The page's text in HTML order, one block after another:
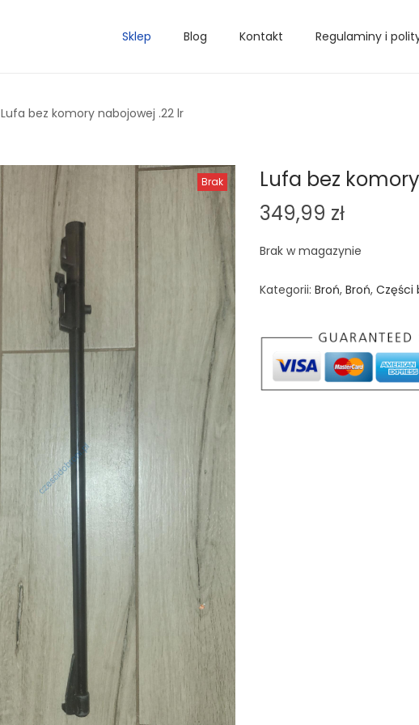
Sklep Blog Kontakt Regulaminy i
Lufa bez komory nabojowej .22 lr
Brak
Lufa bez
349,99 zł
Brak w magazynie
Kategorii: Broń, Broń, Części